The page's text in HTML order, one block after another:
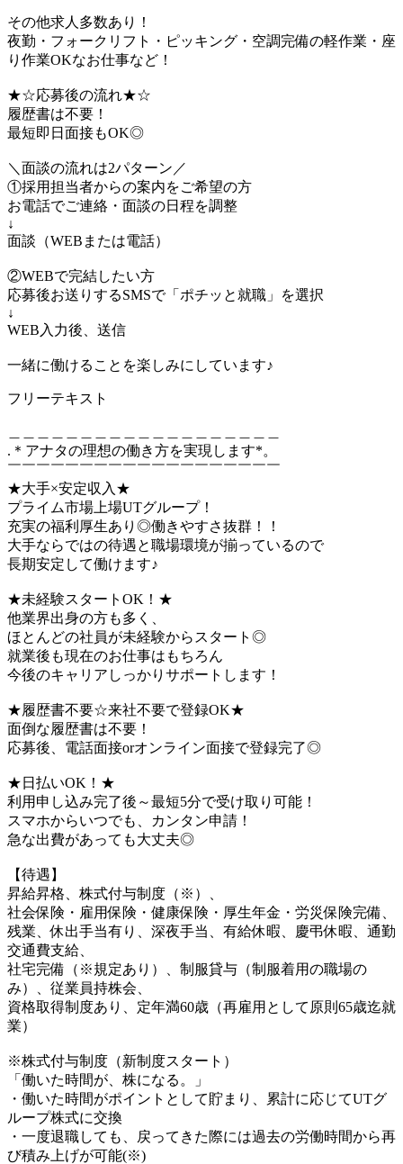
その他求人多数あり！
夜勤・フォークリフト・ピッキング・空調完備の軽作業・座
り作業OKなお仕事など！
★☆応募後の流れ★☆
履歴書は不要！
最短即日面接もOK◎
＼面談の流れは2パターン／
①採用担当者からの案内をご希望の方
お電話でご連絡・面談の日程を調整
↓
面談（WEBまたは電話）
②WEBで完結したい方
応募後お送りするSMSで「ポチッと就職」を選択
↓
WEB入力後、送信
一緒に働けることを楽しみにしています♪
フリーテキスト
.＊アナタの理想の働き方を実現します*。
￣￣￣￣￣￣￣￣￣￣￣￣￣￣￣￣￣￣￣
★大手×安定収入★
プライム市場上場UTグループ！
充実の福利厚生あり◎働きやすさ抜群！！
大手ならではの待遇と職場環境が揃っているので
長期安定して働けます♪
★未経験スタートOK！★
他業界出身の方も多く、
ほとんどの社員が未経験からスタート◎
就業後も現在のお仕事はもちろん
今後のキャリアしっかりサポートします！
★履歴書不要☆来社不要で登録OK★
面倒な履歴書は不要！
応募後、電話面接orオンライン面接で登録完了◎
★日払いOK！★
利用申し込み完了後～最短5分で受け取り可能！
スマホからいつでも、カンタン申請！
急な出費があっても大丈夫◎
【待遇】
昇給昇格、株式付与制度（※）、
社会保険・雇用保険・健康保険・厚生年金・労災保険完備、
残業、休出手当有り、深夜手当、有給休暇、慶弔休暇、通勤
交通費支給、
社宅完備（※規定あり）、制服貸与（制服着用の職場の
み）、従業員持株会、
資格取得制度あり、定年満60歳（再雇用として原則65歳迄就
業）
※株式付与制度（新制度スタート）
「働いた時間が、株になる。」
・働いた時間がポイントとして貯まり、累計に応じてUTグ
ループ株式に交換
・一度退職しても、戻ってきた際には過去の労働時間から再
び積み上げが可能(※)